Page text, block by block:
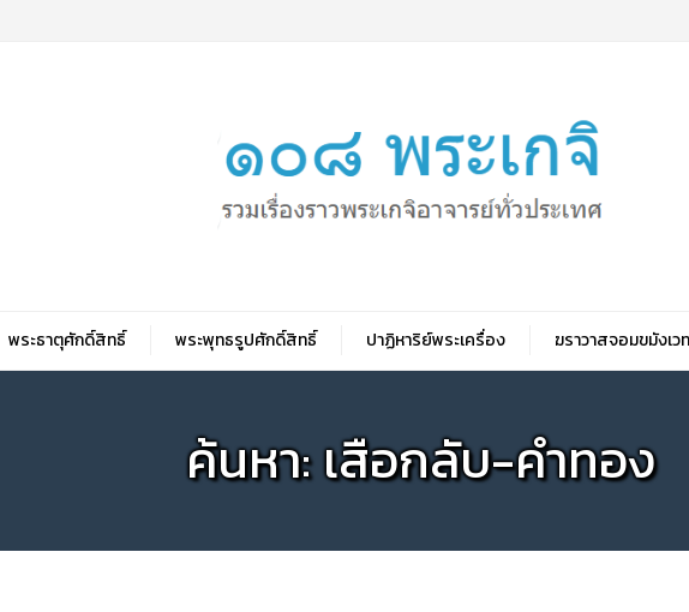
พระธาตุศักดิ์สิทธิ์ พระพุทธรูปศักดิ์สิทธิ์ ปาฏิหาริย์พระเครื่อง ฆราวาสจอมขมังเว
ค้นหา: เสือกลับ-คําทอง